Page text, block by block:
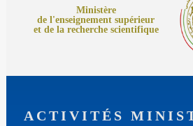
Ministère
de l'enseignement supérieur
et de la recherche scientifique
ACTIVITÉS